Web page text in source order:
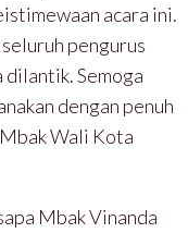
acara ini.
pengurus
Semoga
dengan penuh
Wali Kota
Mbak Vinanda